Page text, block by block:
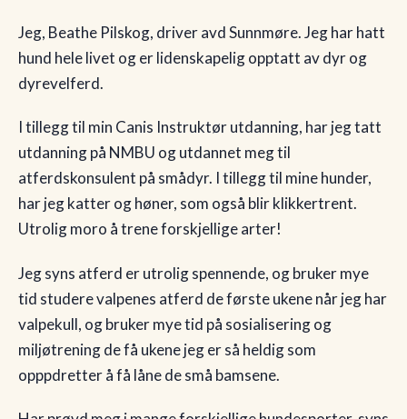
Jeg, Beathe Pilskog, driver avd Sunnmøre. Jeg har hatt
hund hele livet og er lidenskapelig opptatt av dyr og
dyrevelferd.
I tillegg til min Canis Instruktør utdanning, har jeg tatt
utdanning på NMBU og utdannet meg til
atferdskonsulent på smådyr. I tillegg til mine hunder,
har jeg katter og høner, som også blir klikkertrent.
Utrolig moro å trene forskjellige arter!
Jeg syns atferd er utrolig spennende, og bruker mye
tid studere valpenes atferd de første ukene når jeg har
valpekull, og bruker mye tid på sosialisering og
miljøtrening de få ukene jeg er så heldig som
opppdretter å få låne de små bamsene.